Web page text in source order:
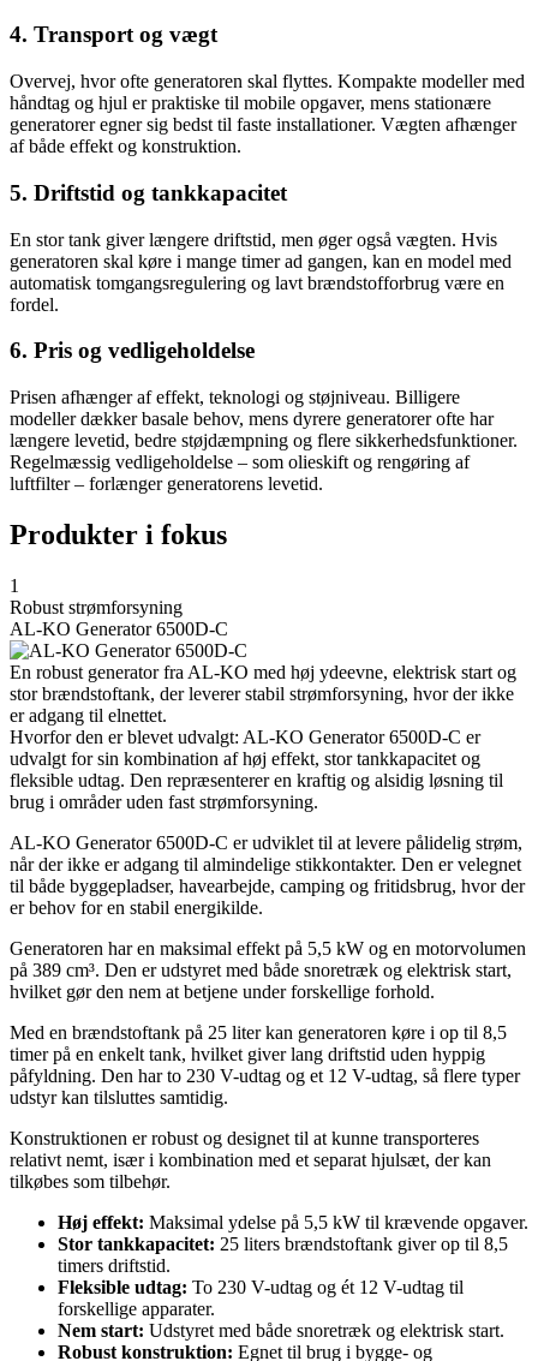
4. Transport og vægt
Overvej, hvor ofte generatoren skal flyttes. Kompakte modeller med
håndtag og hjul er praktiske til mobile opgaver, mens stationære
generatorer egner sig bedst til faste installationer. Vægten afhænger
af både effekt og konstruktion.
5. Driftstid og tankkapacitet
En stor tank giver længere driftstid, men øger også vægten. Hvis
generatoren skal køre i mange timer ad gangen, kan en model med
automatisk tomgangsregulering og lavt brændstofforbrug være en
fordel.
6. Pris og vedligeholdelse
Prisen afhænger af effekt, teknologi og støjniveau. Billigere
modeller dækker basale behov, mens dyrere generatorer ofte har
længere levetid, bedre støjdæmpning og flere sikkerhedsfunktioner.
Regelmæssig vedligeholdelse – som olieskift og rengøring af
luftfilter – forlænger generatorens levetid.
Produkter i fokus
1
Robust strømforsyning
AL-KO Generator 6500D-C
En robust generator fra AL-KO med høj ydeevne, elektrisk start og
stor brændstoftank, der leverer stabil strømforsyning, hvor der ikke
er adgang til elnettet.
Hvorfor den er blevet udvalgt: AL-KO Generator 6500D-C er
udvalgt for sin kombination af høj effekt, stor tankkapacitet og
fleksible udtag. Den repræsenterer en kraftig og alsidig løsning til
brug i områder uden fast strømforsyning.
AL-KO Generator 6500D-C er udviklet til at levere pålidelig strøm,
når der ikke er adgang til almindelige stikkontakter. Den er velegnet
til både byggepladser, havearbejde, camping og fritidsbrug, hvor der
er behov for en stabil energikilde.
Generatoren har en maksimal effekt på 5,5 kW og en motorvolumen
på 389 cm³. Den er udstyret med både snoretræk og elektrisk start,
hvilket gør den nem at betjene under forskellige forhold.
Med en brændstoftank på 25 liter kan generatoren køre i op til 8,5
timer på en enkelt tank, hvilket giver lang driftstid uden hyppig
påfyldning. Den har to 230 V-udtag og et 12 V-udtag, så flere typer
udstyr kan tilsluttes samtidig.
Konstruktionen er robust og designet til at kunne transporteres
relativt nemt, især i kombination med et separat hjulsæt, der kan
tilkøbes som tilbehør.
Høj effekt: Maksimal ydelse på 5,5 kW til krævende opgaver.
Stor tankkapacitet: 25 liters brændstoftank giver op til 8,5
timers driftstid.
Fleksible udtag: To 230 V-udtag og ét 12 V-udtag til
forskellige apparater.
Nem start: Udstyret med både snoretræk og elektrisk start.
Robust konstruktion: Egnet til brug i bygge- og